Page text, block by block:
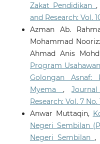
Zakat Pendidikan ,
and Research: Vol.
Azman Ab.
Mohammad
Ahmad Anis
Program
Golongan Asnaf:
Myema ,
Research: Vol. 7
Anwar Muttaqin,
Negeri Sembilan
Negeri Sembilan,